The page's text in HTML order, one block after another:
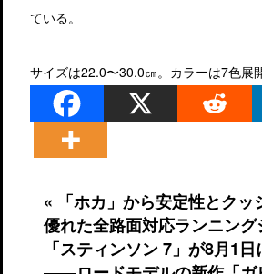
ている。
サイズは22.0〜30.0㎝。カラーは7色展
« 「ホカ」から安定性とクッ
優れた全路面対応ランニング
「スティンソン 7」が8月1